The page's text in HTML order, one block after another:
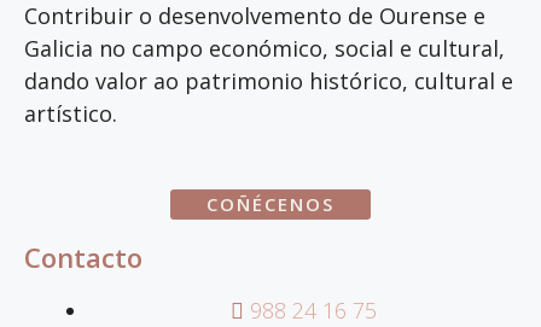
Contribuir o desenvolvemento de Ourense e
Galicia no campo económico, social e cultural,
dando valor ao patrimonio histórico, cultural e
artístico.
COÑÉCENOS
Contacto
988 24 16 75